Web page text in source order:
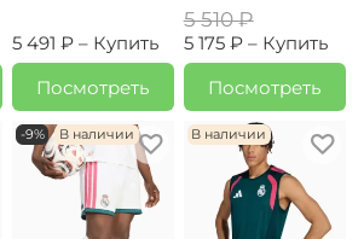
5 491 ₽ – Купить
Посмотреть
5 510 ₽
5 175 ₽ – Купить
Посмотреть
-9% В наличии В наличии